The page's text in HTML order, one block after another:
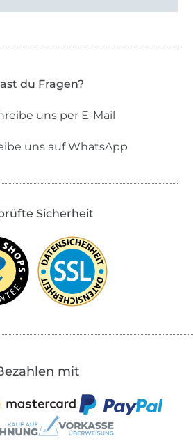
du Fragen?
uns per E-Mail
uns auf WhatsApp
Sicherheit
mit